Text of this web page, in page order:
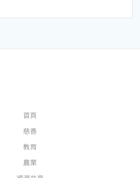
首頁
慈善
教育
農業